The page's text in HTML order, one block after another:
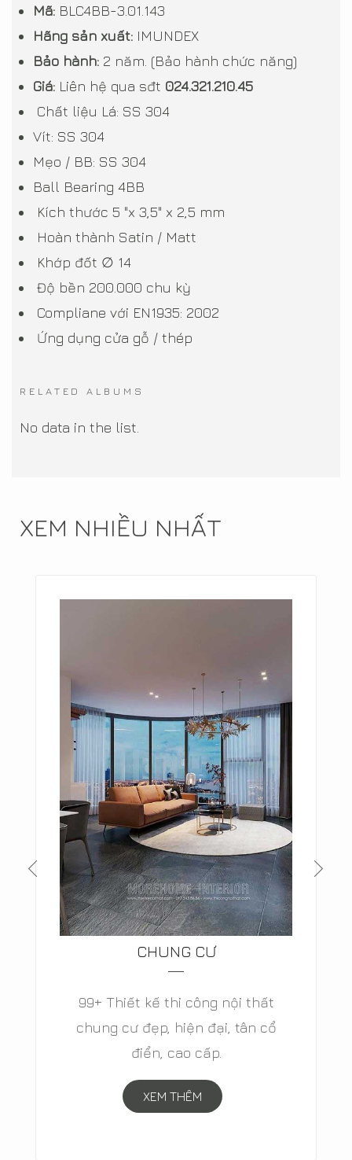
Mã: BLC4BB-3.01.143
Hãng sản xuất: IMUNDEX
Bảo hành: 2 năm. (Bảo hành chức năng)
Giá: Liên hệ qua sđt 024.321.210.45
Chất liệu Lá: SS 304
Vít: SS 304
Mẹo / BB: SS 304
Ball Bearing 4BB
Kích thước 5 "x 3,5" x 2,5 mm
Hoàn thành Satin / Matt
Khớp đốt ∅ 14
Độ bền 200.000 chu kỳ
Compliane với EN1935: 2002
Ứng dụng cửa gỗ / thép
RELATED ALBUMS
No data in the list.
XEM NHIỀU NHẤT
BIỆT THỰ
Thiết kế biệt thự hiện đại, biệt thự
tân cổ điển, biệt thự cao cấp, biệt
thự vườn đẳng cấp- MOREHOME
XEM THÊM